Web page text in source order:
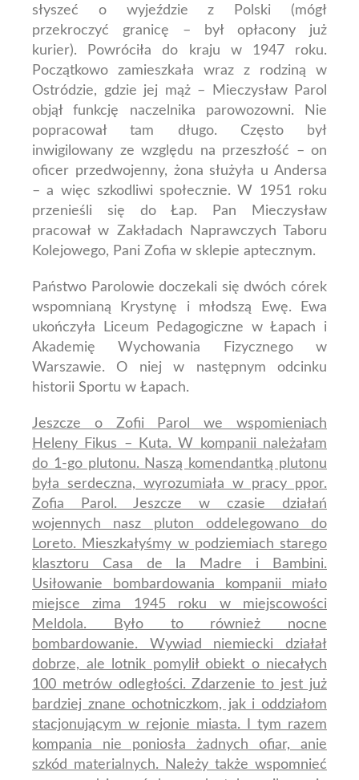
słyszeć o wyjeździe z Polski (mógł
przekroczyć granicę – był opłacony już
kurier). Powróciła do kraju w 1947 roku.
Początkowo zamieszkała wraz z rodziną w
Ostródzie, gdzie jej mąż – Mieczysław Parol
objął funkcję naczelnika parowozowni. Nie
popracował tam długo. Często był
inwigilowany ze względu na przeszłość – on
oficer przedwojenny, żona służyła u Andersa
– a więc szkodliwi społecznie. W 1951 roku
przenieśli się do Łap. Pan Mieczysław
pracował w Zakładach Naprawczych Taboru
Kolejowego, Pani Zofia w sklepie aptecznym.
Państwo Parolowie doczekali się dwóch córek
wspomnianą Krystynę i młodszą Ewę.
Ewa
ukończyła Liceum Pedagogiczne w Łapach i
Akademię Wychowania Fizycznego w
Warszawie. O niej w następnym odcinku
historii Sportu w Łapach.
Jeszcze o Zofii Parol we wspomieniach
Heleny Fikus – Kuta. W kompanii należałam
do 1-go plutonu. Naszą komendantką plutonu
była serdeczna, wyrozumiała w pracy ppor.
Zofia Parol. Jeszcze w czasie działań
wojennych nasz pluton oddelegowano do
Loreto. Mieszkałyśmy w podziemiach starego
klasztoru Casa de la Madre i Bambini.
Usiłowanie bombardowania kompanii miało
miejsce zima 1945 roku w miejscowości
Meldola. Było to również nocne
bombardowanie. Wywiad niemiecki działał
dobrze, ale lotnik pomylił obiekt o niecałych
100 metrów odległości. Zdarzenie to jest już
bardziej znane ochotniczkom, jak i oddziałom
stacjonującym w rejonie miasta. I tym razem
kompania nie poniosła żadnych ofiar, anie
szkód materialnych. Należy także wspomnieć